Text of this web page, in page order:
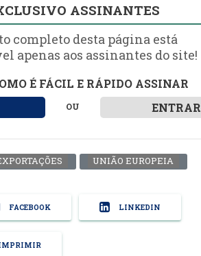
ASSINANTES
completo desta página está
apenas aos assinantes do site!
É FÁCIL E RÁPIDO ASSINAR
OU ENTRAR
UNIÃO EUROPEIA
FACEBOOK LINKEDIN